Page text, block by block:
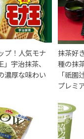
プ！人気モナ
宇治抹茶、
濃厚な味わい
抹茶好
種の抹
「祇
プレミ